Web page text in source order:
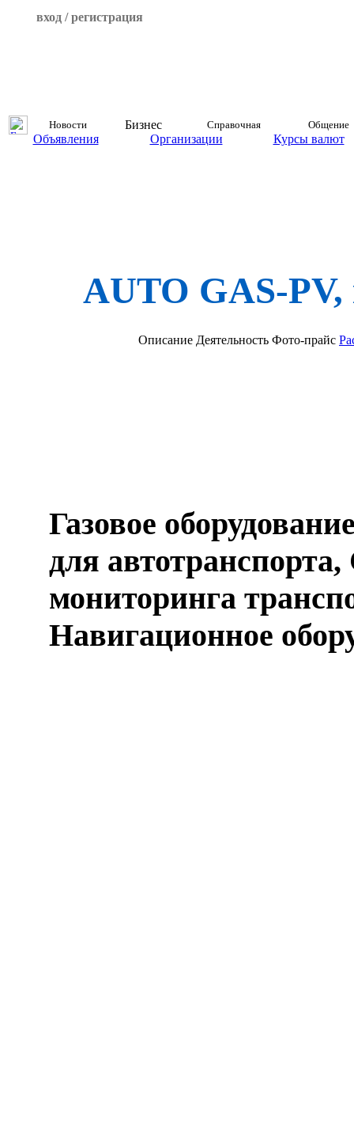
вход / регистрация
Новости Бизнес Справочная Общение
Объявления Организации Курсы валют
AUTO GAS-
Описание Деятельность Фото-прайс
Газовое
для
мониторинга
Навигационное